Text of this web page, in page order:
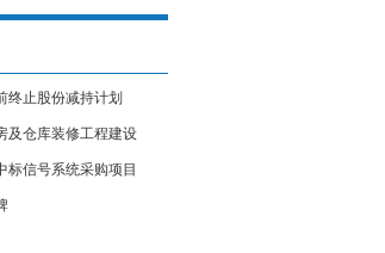
终止股份减持计划
及仓库装修工程建设
标信号系统采购项目